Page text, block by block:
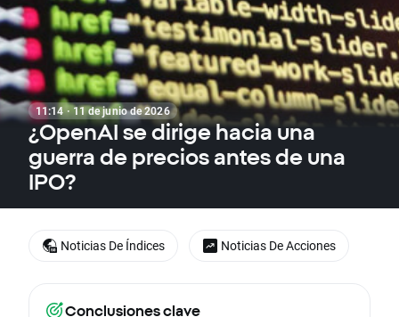
11:14 · 11 de junio de 2026
¿OpenAI se dirige hacia una
guerra de precios antes de una
IPO?
Conclusiones clave
Noticias De Índices Noticias De Acciones